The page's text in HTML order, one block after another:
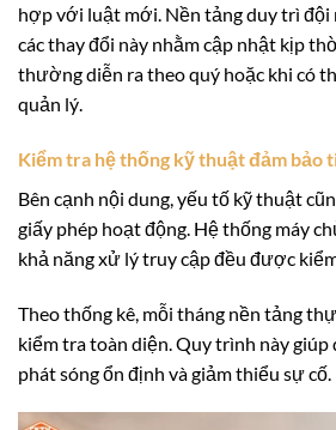
hợp với luật mới. Nền tảng duy trì đội
các thay đổi này nhằm cập nhật kịp
thường diễn ra theo quý hoặc khi có
quản lý.
Kiểm tra hệ thống kỹ thuật đảm bảo
Bên cạnh nội dung, yếu tố kỹ thuật
giấy phép hoạt động. Hệ thống máy
khả năng xử lý truy cập đều được
Theo thống kê, mỗi tháng nền tảng
kiểm tra toàn diện. Quy trình này
phát sóng ổn định và giảm thiểu sự cố.